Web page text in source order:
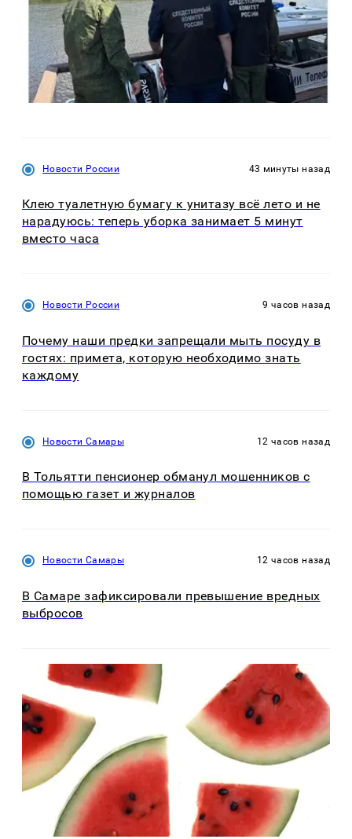
Новости России 43 минуты назад
Клею туалетную бумагу к унитазу всё лето и не
нарадуюсь: теперь уборка занимает 5 минут
вместо часа
Новости России 9 часов назад
Почему наши предки запрещали мыть посуду в
гостях: примета, которую необходимо знать
каждому
Новости Самары 12 часов назад
В Тольятти пенсионер обманул мошенников с
помощью газет и журналов
Новости Самары 12 часов назад
В Самаре зафиксировали превышение вредных
выбросов